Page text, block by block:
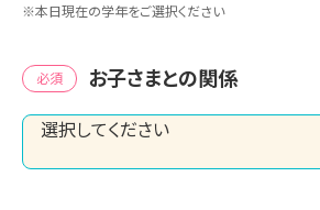
※本日現在の学年をご選択ください
必須 お子さまとの関係